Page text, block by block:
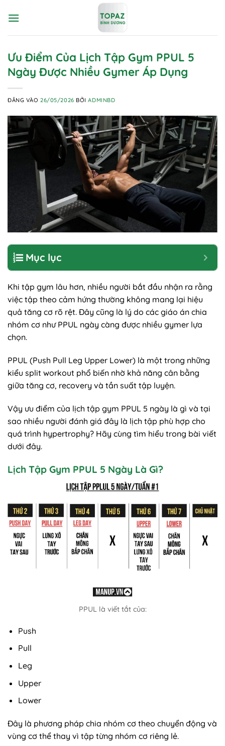
qua
Ưu Điểm Của Lịch Tập Gym PPUL 5
Ngày Được Nhiều Gymer Áp Dụng
ĐĂNG VÀO26/05/2026 BỞIADMINBD
Mục lục
Khi tập gym lâu hơn, nhiều người bắt đầu nhận ra rằng
việc tập theo cảm hứng thường không mang lại hiệu
quả tăng cơ rõ rệt. Đây cũng là lý do các giáo án chia
nhóm cơ như PPUL ngày càng được nhiều gymer lựa
chọn.
PPUL (Push Pull Leg Upper Lower) là một trong những
kiểu split workout phổ biến nhờ khả năng cân bằng
giữa tăng cơ, recovery và tần suất tập luyện.
Vậy ưu điểm của lịch tập gym PPUL 5 ngày là gì và tại
sao nhiều người đánh giá đây là lịch tập phù hợp cho
quá trình hypertrophy? Hãy cùng tìm hiểu trong bài viết
dưới đây.
Lịch Tập Gym PPUL 5 Ngày Là Gì?
PPUL là viết tắt của:
Push
Pull
Leg
Upper
Lower
Đây là phương pháp chia nhóm cơ theo chuyển động và
vùng cơ thể thay vì tập từng nhóm cơ riêng lẻ.